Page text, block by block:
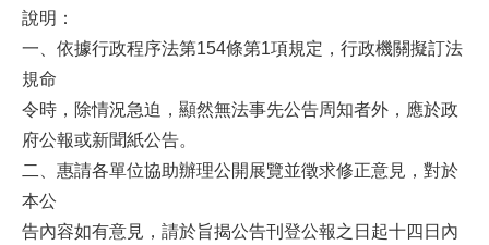
說明：
一、依據行政程序法第154條第1項規定，行政機關擬訂法
規命
令時，除情況急迫，顯然無法事先公告周知者外，應於政
府公報或新聞紙公告。
二、惠請各單位協助辦理公開展覽並徵求修正意見，對於
本公
告內容如有意見，請於旨揭公告刊登公報之日起十四日內